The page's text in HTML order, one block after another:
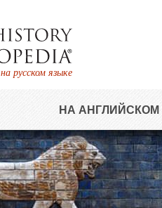
на русском языке
НА